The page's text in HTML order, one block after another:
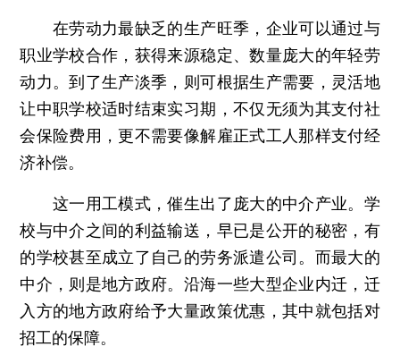
在劳动力最缺乏的生产旺季，企业可以通过与
职业学校合作，获得来源稳定、数量庞大的年轻劳
动力。到了生产淡季，则可根据生产需要，灵活地
让中职学校适时结束实习期，不仅无须为其支付社
会保险费用，更不需要像解雇正式工人那样支付经
济补偿。
这一用工模式，催生出了庞大的中介产业。学
校与中介之间的利益输送，早已是公开的秘密，有
的学校甚至成立了自己的劳务派遣公司。而最大的
中介，则是地方政府。沿海一些大型企业内迁，迁
入方的地方政府给予大量政策优惠，其中就包括对
招工的保障。